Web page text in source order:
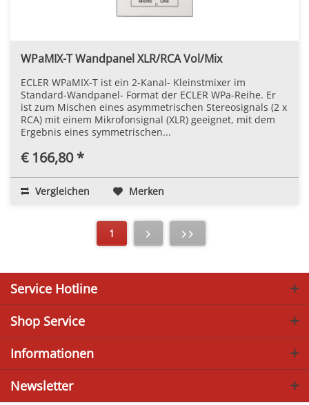
WPaMIX-T Wandpanel XLR/RCA Vol/Mix
ECLER WPaMIX-T ist ein 2-Kanal- Kleinstmixer im
Standard-Wandpanel- Format der ECLER WPa-Reihe. Er
ist zum Mischen eines asymmetrischen Stereosignals (2 x
RCA) mit einem Mikrofonsignal (XLR) geeignet, mit dem
Ergebnis eines symmetrischen...
€ 166,80 *
Vergleichen Merken
1
Service Hotline
Shop Service
Informationen
Newsletter